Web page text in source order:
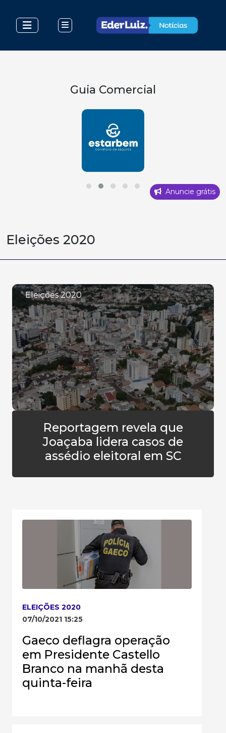
Guia Comercial
Anuncie grátis
Eleições 2020
Eleições 2020
Reportagem revela que
Joaçaba lidera casos de
assédio eleitoral em SC
ELEIÇÕES 2020
07/10/2021 15:25
Gaeco deflagra operação
em Presidente Castello
Branco na manhã desta
quinta-feira